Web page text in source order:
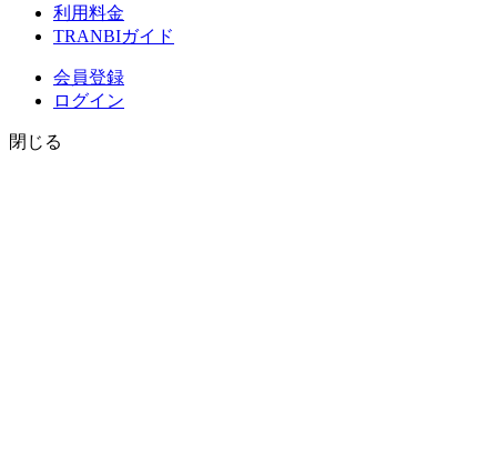
利用料金
TRANBIガイド
会員登録
ログイン
閉じる